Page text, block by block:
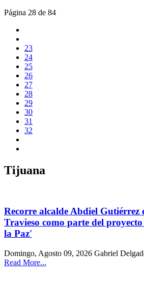
Página 28 de 84
23
24
25
26
27
28
29
30
31
32
Tijuana
Recorre alcalde Abdiel Gutiérrez
Travieso como parte del
la Paz'
Domingo, Agosto 09, 2026 Gabriel
Read More...